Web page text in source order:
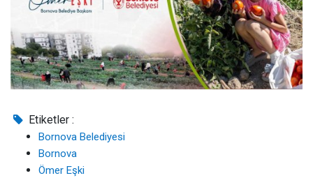
Etiketler :
Bornova Belediyesi
Bornova
Ömer Eşki